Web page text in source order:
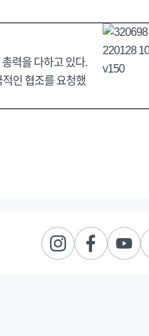
력을 다하고 있다.
인 협조를 요청했